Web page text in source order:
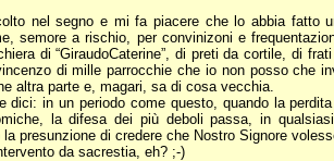
nel segno e mi fa piacere che lo abbia fatto
semore a rischio, per convinizoni e
di “GiraudoCaterine”, di preti da cortile, di
di mille parrocchie che io non posso che
altra parte e, magari, sa di cosa vecchia.
dici: in un periodo come questo, quando la
la difesa dei più deboli passa, in
presunzione di credere che Nostro Signore
da sacrestia, eh? ;-)